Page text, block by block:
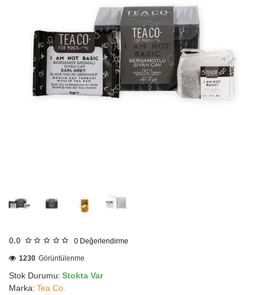
KARGO
ÜCRETSİZ
0.0 0 Değerlendirme
Stok Durumu: Stokta Var
Marka: Tea Co.
1230 Görüntülenme